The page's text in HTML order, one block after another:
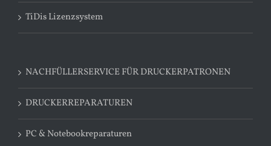
TiDis Lizenzsystem
NACHFÜLLERSERVICE FÜR DRUCKERPATRONEN
DRUCKERREPARATUREN
PC & Notebookreparaturen